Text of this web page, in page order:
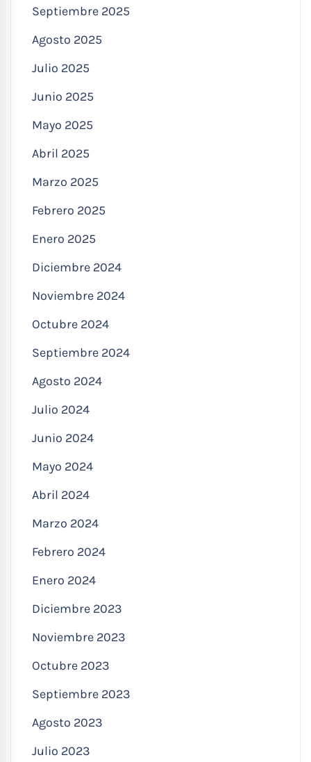
Septiembre 2025
Agosto 2025
Julio 2025
Junio 2025
Mayo 2025
Abril 2025
Marzo 2025
Febrero 2025
Enero 2025
Diciembre 2024
Noviembre 2024
Octubre 2024
Septiembre 2024
Agosto 2024
Julio 2024
Junio 2024
Mayo 2024
Abril 2024
Marzo 2024
Febrero 2024
Enero 2024
Diciembre 2023
Noviembre 2023
Octubre 2023
Septiembre 2023
Agosto 2023
Julio 2023